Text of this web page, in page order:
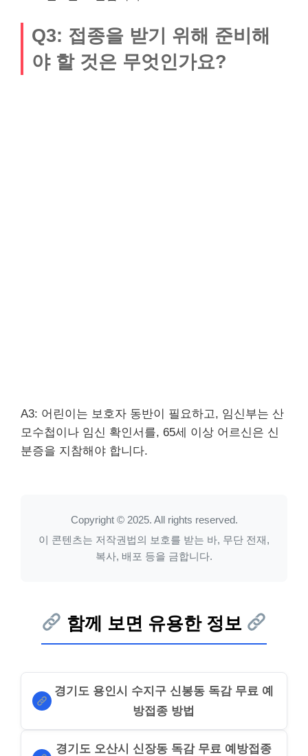
Q3: 접종을 받기 위해 준비해
야 할 것은 무엇인가요?
A3: 어린이는 보호자 동반이 필요하고, 임신부는 산
모수첩이나 임신 확인서를, 65세 이상 어르신은 신
분증을 지참해야 합니다.
Copyright © 2025. All rights reserved.
이 콘텐츠는 저작권법의 보호를 받는 바, 무단 전재,
복사, 배포 등을 금합니다.
함께 보면 유용한 정보
경기도 용인시 수지구 신봉동 독감 무료 예
방접종 방법
경기도 오산시 신장동 독감 무료 예방접종